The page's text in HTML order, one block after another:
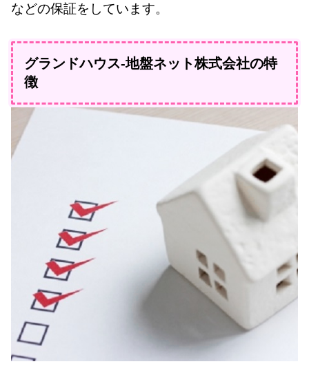
などの保証をしています。
グランドハウス-地盤ネット株式会社の特
徴